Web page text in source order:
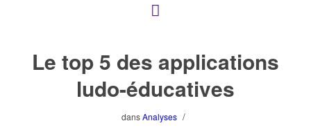
Le top 5 des applications
ludo-éducatives
dansAnalyses /